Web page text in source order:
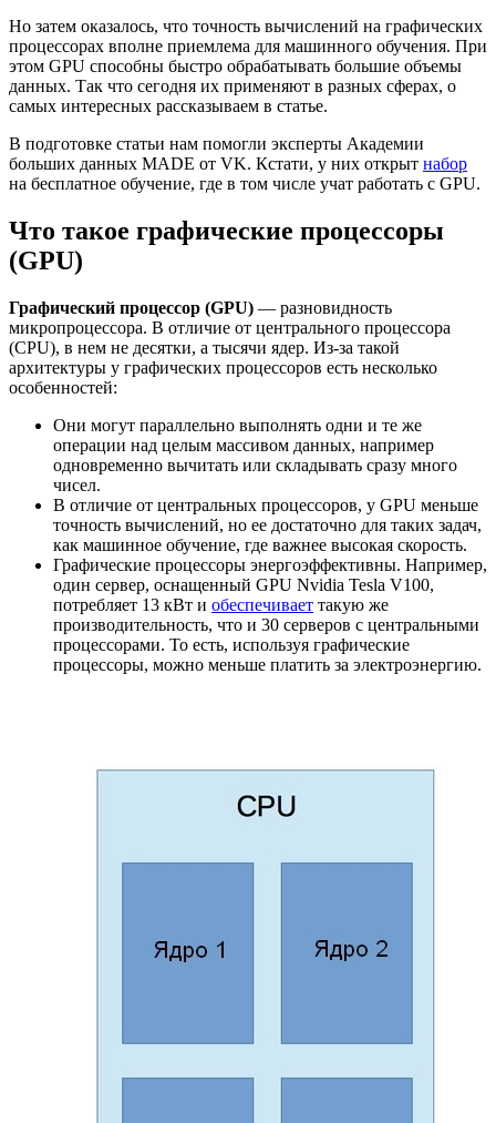
Но затем оказалось, что точность вычислений на графических
процессорах вполне приемлема для машинного обучения. При
этом GPU способны быстро обрабатывать большие объемы
данных. Так что сегодня их применяют в разных сферах, о
самых интересных рассказываем в статье.
В подготовке статьи нам помогли эксперты Академии
больших данных MADE от VK. Кстати, у них открыт набор
на бесплатное обучение, где в том числе учат работать с GPU.
Что такое графические процессоры
(GPU)
Графический процессор (GPU) — разновидность
микропроцессора. В отличие от центрального процессора
(CPU), в нем не десятки, а тысячи ядер. Из-за такой
архитектуры у графических процессоров есть несколько
особенностей:
Они могут параллельно выполнять одни и те же
операции над целым массивом данных, например
одновременно вычитать или складывать сразу много
чисел.
В отличие от центральных процессоров, у GPU меньше
точность вычислений, но ее достаточно для таких задач,
как машинное обучение, где важнее высокая скорость.
Графические процессоры энергоэффективны. Например,
один сервер, оснащенный GPU Nvidia Tesla V100,
потребляет 13 кВт и обеспечивает такую же
производительность, что и 30 серверов с центральными
процессорами. То есть, используя графические
процессоры, можно меньше платить за электроэнергию.